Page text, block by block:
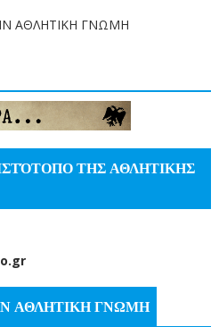
ΑΘΛΗΤΙΚΗ ΓΝΩΜΗ
ΤΗΣ ΑΘΛΗΤΙΚΗΣ
ΑΘΛΗΤΙΚΗ ΓΝΩΜΗ